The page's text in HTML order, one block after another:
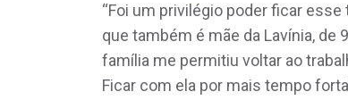
“Foi um privilégio poder ficar esse
que também é mãe da Lavínia,
família me permitiu voltar ao
Ficar com ela por mais tempo